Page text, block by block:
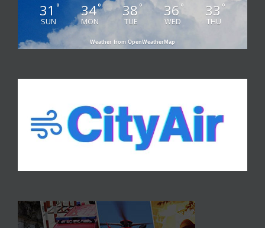
31 °
SUN
34°
MON
38°
TUE
36 °
WED
33 °
THU
Weather from OpenWeatherMap